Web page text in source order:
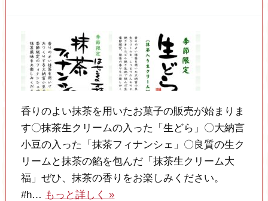
香りのよい抹茶を用いたお菓子の販売が始まりま
す〇抹茶生クリームの入った「生どら」〇大納言
小豆の入った「抹茶フィナンシェ」〇良質の生ク
リームと抹茶の餡を包んだ「抹茶生クリーム大
福」ぜひ、抹茶の香りをお楽しみください。
#h… もっと詳しく »